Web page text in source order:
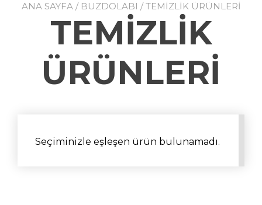
ANA SAYFA/ BUZDOLABI / TEMİZLİK ÜRÜNLERİ
TEMİZLİK
ÜRÜNLERİ
Seçiminizle eşleşen ürün bulunamadı.